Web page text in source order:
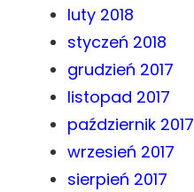
luty 2018
styczeń 2018
grudzień 2017
listopad 2017
październik 2017
wrzesień 2017
sierpień 2017